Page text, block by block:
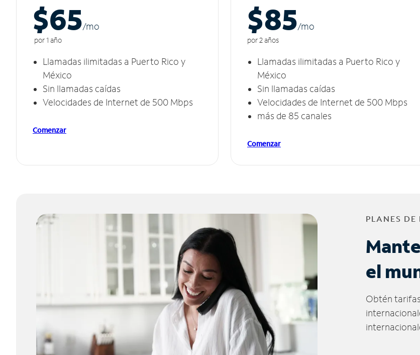
$65/mo
por 1 año
Llamadas ilimitadas a Puerto Rico y
México
Sin llamadas caídas
Velocidades de Internet de 500 Mbps
Comenzar
$85/mo
por 2 años
Llamadas ilimitadas a Puerto Rico y
México
Sin llamadas caídas
Velocidades de Internet de 500 Mbps
más de 85 canales
Comenzar
PLANES
el
Obtén